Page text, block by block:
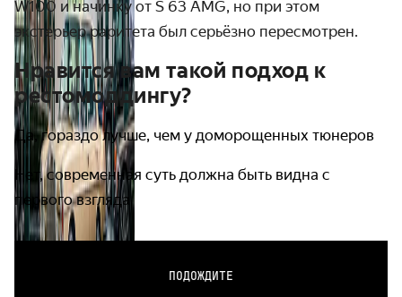
W100 и начинку от S 63 AMG, но при этом
экстерьер раритета был серьёзно пересмотрен.
Нравится вам такой подход к
рестомоддингу?
Да, гораздо лучше, чем у доморощенных тюнеров
Нет, современная суть должна быть видна с
первого взгляда
ПОДОЖДИТЕ